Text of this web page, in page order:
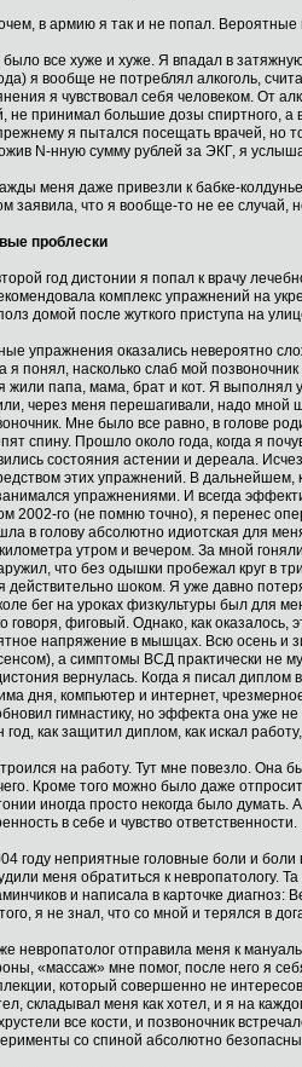
в армию я так и не попал.
все хуже и хуже. Я впадал в
я вообще не потреблял алкоголь,
я чувствовал себя человеком. От
не принимал большие дозы спиртного,
я пытался посещать врачей, но
N-нную сумму рублей за ЭКГ, я
меня даже привезли к бабке-
заявила, что я вообще-то не ее случай,
проблески
год дистонии я попал к врачу
комплекс упражнений на
домой после жуткого приступа на
упражнения оказались невероятно
я понял, насколько слаб мой
жили папа, мама, брат и кот. Я выполнял
через меня перешагивали, надо мной
Мне было все равно, в голове
спину. Прошло около года, когда я
состояния астении и дереала.
этих упражнений. В дальнейшем,
упражнениями. И всегда
2002-го (не помню точно), я перенес
в голову абсолютно идиотская для
утром и вечером. За мной
что без одышки пробежал круг в
действительно шоком. Я уже давно
бег на уроках физкультуры был для
говоря, фиговый. Однако, как
напряжение в мышцах. Всю осень и
а симптомы ВСД практически не
вернулась. Когда я писал диплом
дня, компьютер и интернет,
гимнастику, но эффекта она уже
год, как защитил диплом, как искал
на работу. Тут мне повезло. Она
Кроме того можно было даже
иногда просто некогда было
в себе и чувство ответственности.
году неприятные головные боли и
меня обратиться к невропатологу.
и написала в карточке диагноз:
я не знал, что со мной и терялся в
невропатолог отправила меня к
«массаж» мне помог, после него я
который совершенно не
складывал меня как хотел, и я на
все кости, и позвоночник
со спиной абсолютно